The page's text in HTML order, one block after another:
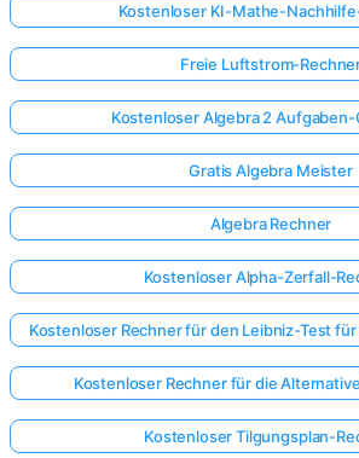
Kostenloser KI-Mathe-
Freie Luftstrom-
Kostenloser Algebra 2
Gratis Algebra Meister
Algebra Rechner
Kostenloser Alpha-Zerfall-
Kostenloser Rechner für den Leibniz-Test
Kostenloser Rechner für die
Kostenloser Tilgungsplan-